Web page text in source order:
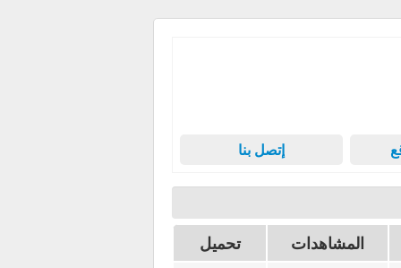
إتصل بنا
المشاهدات تحميل